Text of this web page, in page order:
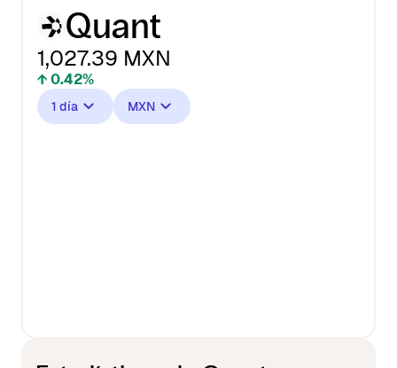
Quant
1,027.39 MXN
↑ 0.42%
1 día MXN